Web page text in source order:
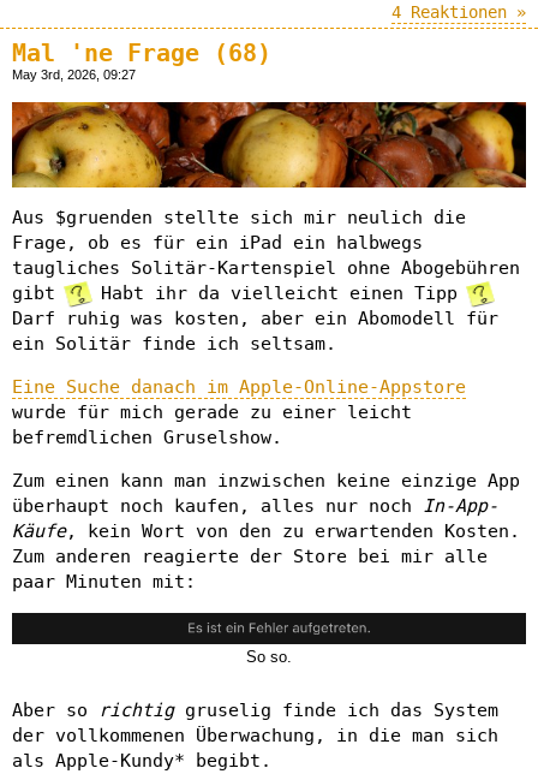
4 Reaktionen »
Mal 'ne Frage (68)
May 3rd, 2026, 09:27
Aus $gruenden stellte sich mir neulich die
Frage, ob es für ein iPad ein halbwegs
taugliches Solitär-Kartenspiel ohne Abogebühren
gibt
Habt ihr da vielleicht einen Tipp
Darf ruhig was kosten, aber ein Abomodell für
ein Solitär finde ich seltsam.
Eine Suche danach im Apple-Online-Appstore
wurde für mich gerade zu einer leicht
befremdlichen Gruselshow.
Zum einen kann man inzwischen keine einzige App
überhaupt noch kaufen, alles nur noch In-App-
Käufe, kein Wort von den zu erwartenden Kosten.
Zum anderen reagierte der Store bei mir alle
paar Minuten mit:
So so.
Aber so richtiggruselig finde ich das System
der vollkommenen Überwachung, in die man sich
als Apple-Kundy* begibt.